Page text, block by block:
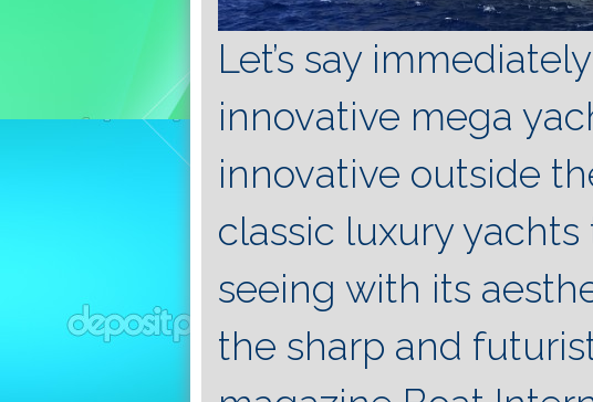
Let’s say
innovative mega
innovative outside
classic luxury
seeing with its
the sharp and